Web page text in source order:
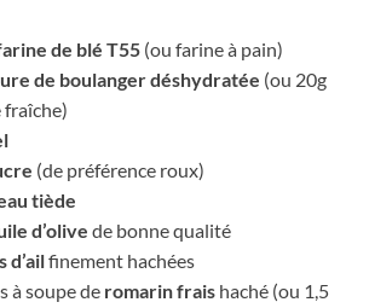
de blé T55 (ou farine à pain)
de boulanger déshydratée (ou 20g
fraîche)
(de préférence roux)
tiède
d’olive de bonne qualité
d’ailfinement hachées
à soupe de romarin frais haché (ou 1,5